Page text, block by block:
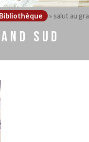
Bibliothèque » salut au
SUD